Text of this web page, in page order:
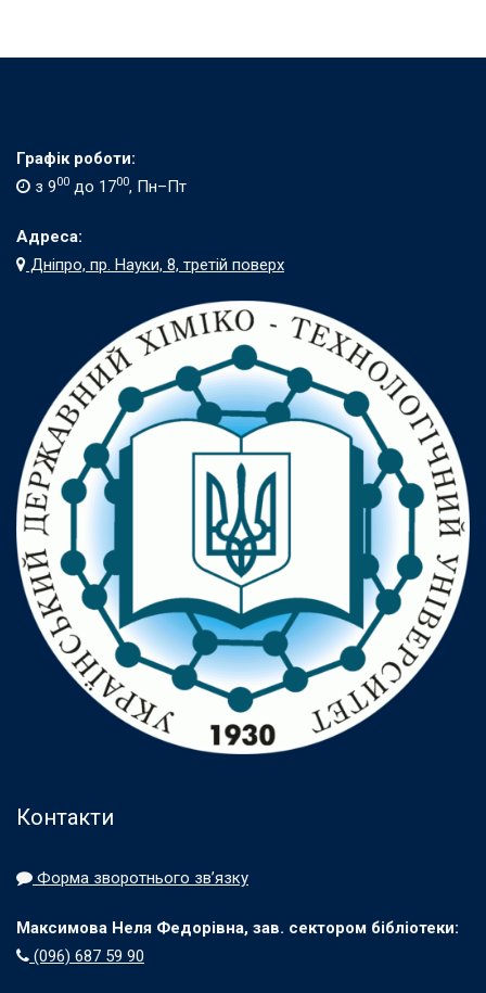
Графік роботи:
з 900 до 1700, Пн–Пт
Адреса:
Дніпро, пр. Науки, 8, третій поверх
Контакти
Форма зворотнього зв’язку
Максимова Неля Федорівна, зав. сектором бібліотеки:
(096) 687 59 90